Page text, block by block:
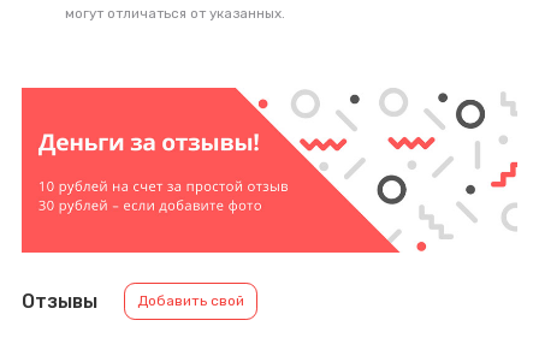
могут отличаться от указанных.
Отзывы Добавить свой